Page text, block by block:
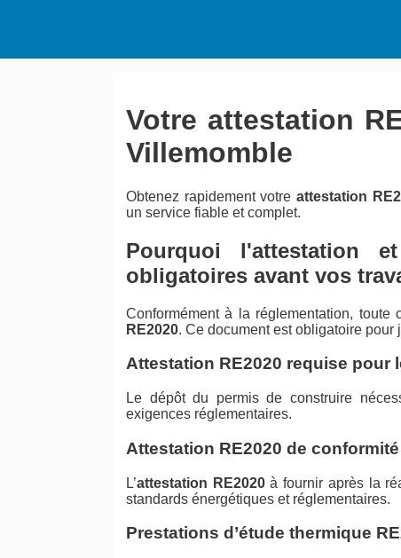
Votre attestation
Villemomble
Obtenez rapidement votreattestation
un service fiable et complet.
Pourquoi l'attestation
obligatoires avant vos
Conformément à la réglementation,
RE2020. Ce document est obligatoire pour
Attestation RE2020 requise pour
Le dépôt du permis de construire
exigences réglementaires.
Attestation RE2020 de
L’attestation RE2020à fournir après la
standards énergétiques et réglementaires.
Prestations d’étude thermique